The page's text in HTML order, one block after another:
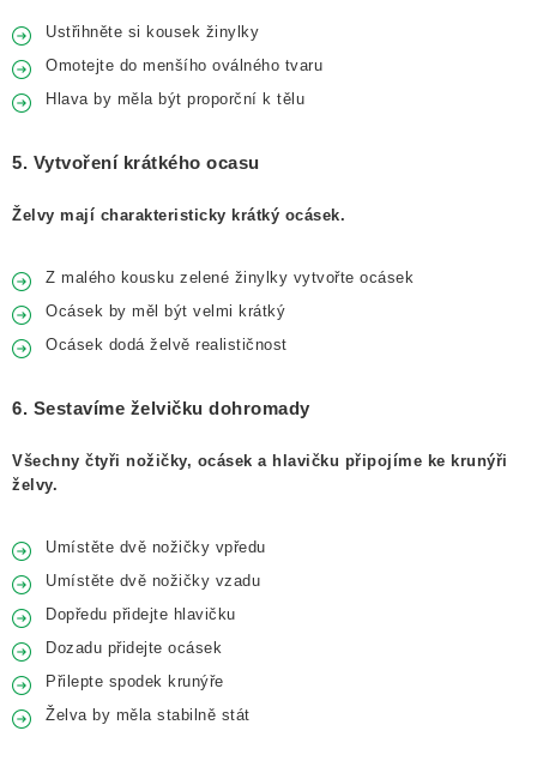
Ustřihněte si kousek žinylky
Omotejte do menšího oválného tvaru
Hlava by měla být proporční k tělu
5. Vytvoření krátkého ocasu
Želvy mají charakteristicky krátký ocásek.
Z malého kousku zelené žinylky vytvořte ocásek
Ocásek by měl být velmi krátký
Ocásek dodá želvě realističnost
6. Sestavíme želvičku dohromady
Všechny čtyři nožičky, ocásek a hlavičku připojíme ke krunýři
želvy.
Umístěte dvě nožičky vpředu
Umístěte dvě nožičky vzadu
Dopředu přidejte hlavičku
Dozadu přidejte ocásek
Přilepte spodek krunýře
Želva by měla stabilně stát